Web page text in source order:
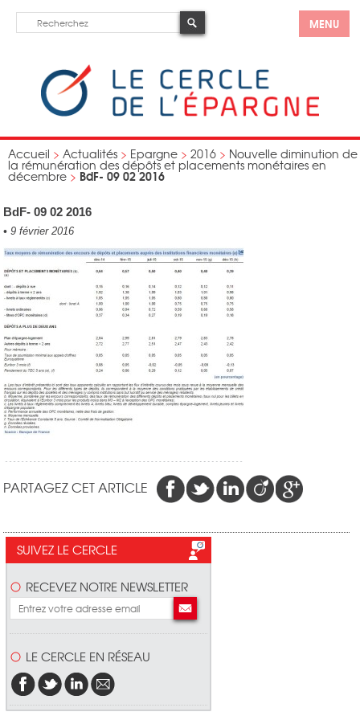
MENU
Accueil > Actualités > Epargne > 2016 > Nouvelle diminution de
la rémunération des dépôts et placements monétaires en
décembre > BdF- 09 02 2016
BdF- 09 02 2016
• 9 février 2016
PARTAGEZ CET ARTICLE
SUIVEZ LE CERCLE
RECEVEZ NOTRE NEWSLETTER
LE CERCLE EN RÉSEAU